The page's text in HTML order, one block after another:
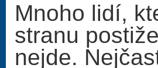
Mnoho lidí,
stranu
nejde.